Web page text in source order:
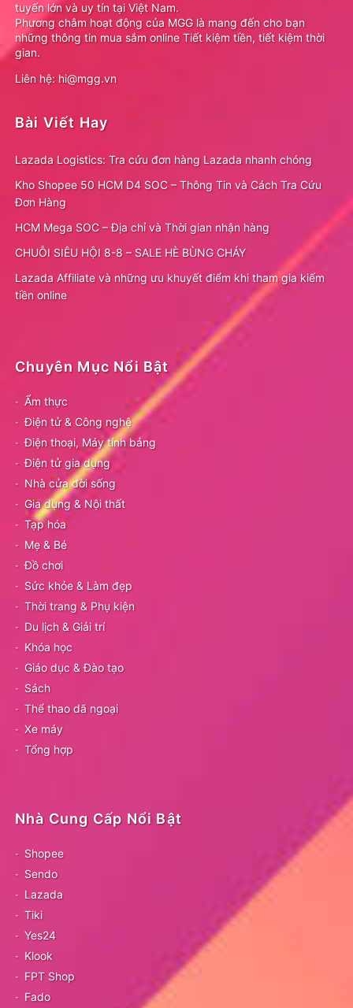
tuyến lớn và uy tín tại Việt Nam.
Phương châm hoạt động của MGG là mang đến cho bạn
những thông tin mua sắm online Tiết kiệm tiền, tiết kiệm thời
gian.
Liên hệ: hi@mgg.vn
Bài Viết Hay
Lazada Logistics: Tra cứu đơn hàng Lazada nhanh chóng
Kho Shopee 50 HCM D4 SOC – Thông Tin và Cách Tra Cứu
Đơn Hàng
HCM Mega SOC – Địa chỉ và Thời gian nhận hàng
CHUỖI SIÊU HỘI 8-8 – SALE HÈ BÙNG CHÁY
Lazada Affiliate và những ưu khuyết điểm khi tham gia kiếm
tiền online
Chuyên Mục Nổi Bật
Ẩm thực
Điện tử & Công nghệ
Điện thoại, Máy tính bảng
Điện tử gia dụng
Nhà cửa đời sống
Gia dụng & Nội thất
Tạp hóa
Mẹ & Bé
Đồ chơi
Sức khỏe & Làm đẹp
Thời trang & Phụ kiện
Du lịch & Giải trí
Khóa học
Giáo dục & Đào tạo
Sách
Thể thao dã ngoại
Xe máy
Tổng hợp
Nhà Cung Cấp Nổi Bật
Shopee
Sendo
Lazada
Tiki
Yes24
Klook
FPT Shop
Fado